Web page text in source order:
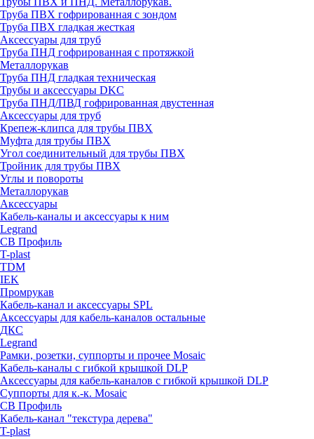
Труба ПВХ гофрированная с зондом
Труба ПВХ гладкая жесткая
Аксессуары для труб
Труба ПНД гофрированная с протяжкой
Металлорукав
Труба ПНД гладкая техническая
Трубы и аксессуары DKC
Труба ПНД/ПВД гофрированная двустенная
Аксессуары для труб
Крепеж-клипса для трубы ПВХ
Муфта для трубы ПВХ
Угол соединительный для трубы ПВХ
Тройник для трубы ПВХ
Углы и повороты
Металлорукав
Аксессуары
Кабель-каналы и аксессуары к ним
Legrand
СВ Профиль
T-plast
TDM
IEK
Промрукав
Кабель-канал и аксессуары SPL
Аксессуары для кабель-каналов остальные
ДКС
Legrand
Рамки, розетки, суппорты и прочее Mosaic
Кабель-каналы с гибкой крышкой DLP
Аксессуары для кабель-каналов с гибкой крышкой DLP
Суппорты для к.-к. Mosaic
СВ Профиль
Кабель-канал "текстура дерева"
T-plast